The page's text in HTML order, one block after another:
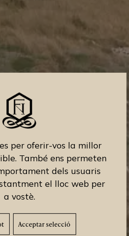
per oferir-vos la millor
També ens permeten
dels usuaris
el lloc web per
a vostè.
Acceptar selecció